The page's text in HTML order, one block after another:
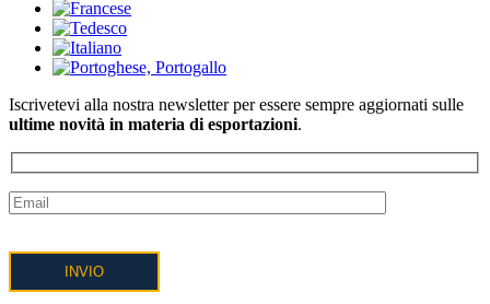
Iscrivetevi alla nostra newsletter per essere sempre aggiornati sulle
ultime novità in materia di esportazioni.